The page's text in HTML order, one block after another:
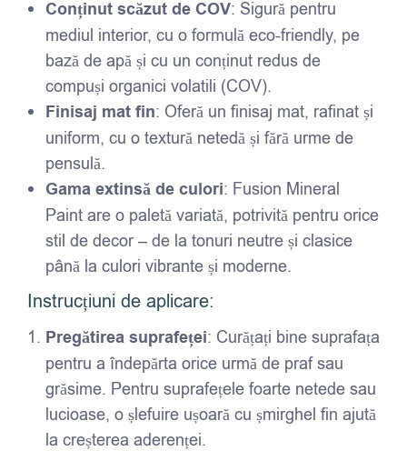
Conținut scăzut de COV: Sigură pentru
mediul interior, cu o formulă eco-friendly, pe
bază de apă și cu un conținut redus de
compuși organici volatili (COV).
Finisaj mat fin: Oferă un finisaj mat, rafinat și
uniform, cu o textură netedă și fără urme de
pensulă.
Gama extinsă de culori: Fusion Mineral
Paint are o paletă variată, potrivită pentru orice
stil de decor – de la tonuri neutre și clasice
până la culori vibrante și moderne.
Instrucțiuni de aplicare:
Pregătirea suprafeței: Curățați bine suprafața
pentru a îndepărta orice urmă de praf sau
grăsime. Pentru suprafețele foarte netede sau
lucioase, o șlefuire ușoară cu șmirghel fin ajută
la creșterea aderenței.